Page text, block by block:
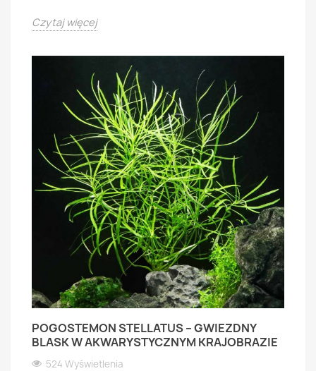
Czytaj więcej
POGOSTEMON STELLATUS – GWIEZDNY
BLASK W AKWARYSTYCZNYM KRAJOBRAZIE
524 Wyświetlenia